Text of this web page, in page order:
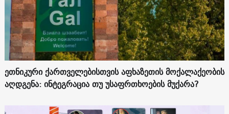
ეთნიკური ქართველებისთვის აფხაზეთის მოქალაქეობის
აღდგენა: ინტეგრაცია თუ უსაფრთხოების მუქარა?